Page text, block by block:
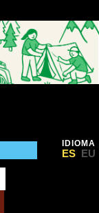
IDIOMA
ES EU